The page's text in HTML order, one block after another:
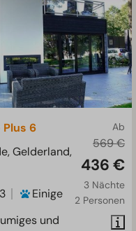
Ab
569 €
436 €
3 Nächte
2 Personen
Plus 6
Gelderland,
3
Einige
und